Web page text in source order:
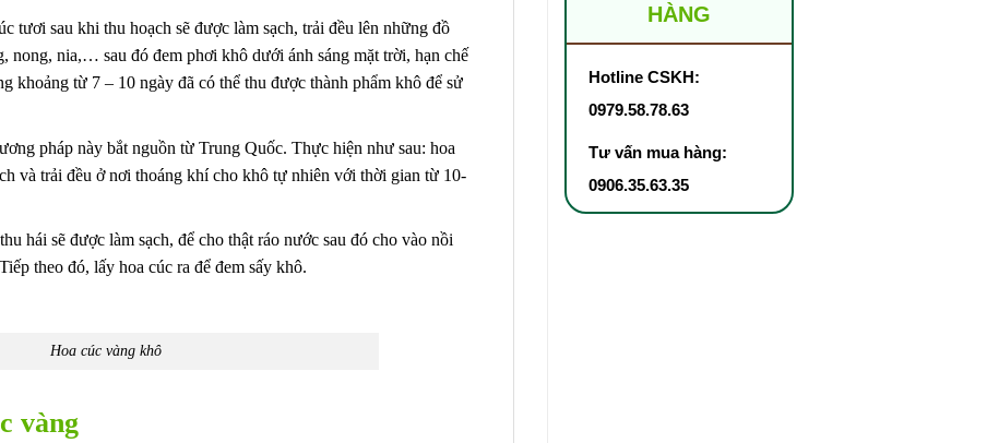
HÀNG
Hotline CSKH:
0979.58.78.63
Tư vấn mua hàng:
0906.35.63.35
tươi sau khi thu hoạch sẽ được làm sạch, trải đều lên những đồ
nong, nia,… sau đó đem phơi khô dưới ánh sáng mặt trời, hạn chế
khoảng từ 7 – 10 ngày đã có thể thu được thành phẩm khô để sử
pháp này bắt nguồn từ Trung Quốc. Thực hiện như sau: hoa
và trải đều ở nơi thoáng khí cho khô tự nhiên với thời gian từ 10-
hái sẽ được làm sạch, để cho thật ráo nước sau đó cho vào nồi
theo đó, lấy hoa cúc ra để đem sấy khô.
Hoa cúc vàng khô
vàng